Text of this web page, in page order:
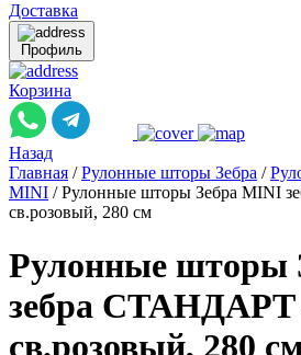
Доставка
Профиль
Корзина
Назад
Главная / Рулонные шторы Зебра /
MINI / Рулонные шторы Зебра MINI
св.розовый, 280 см
Рулонные шторы
зебра СТАНДАРТ
св.розовый, 280